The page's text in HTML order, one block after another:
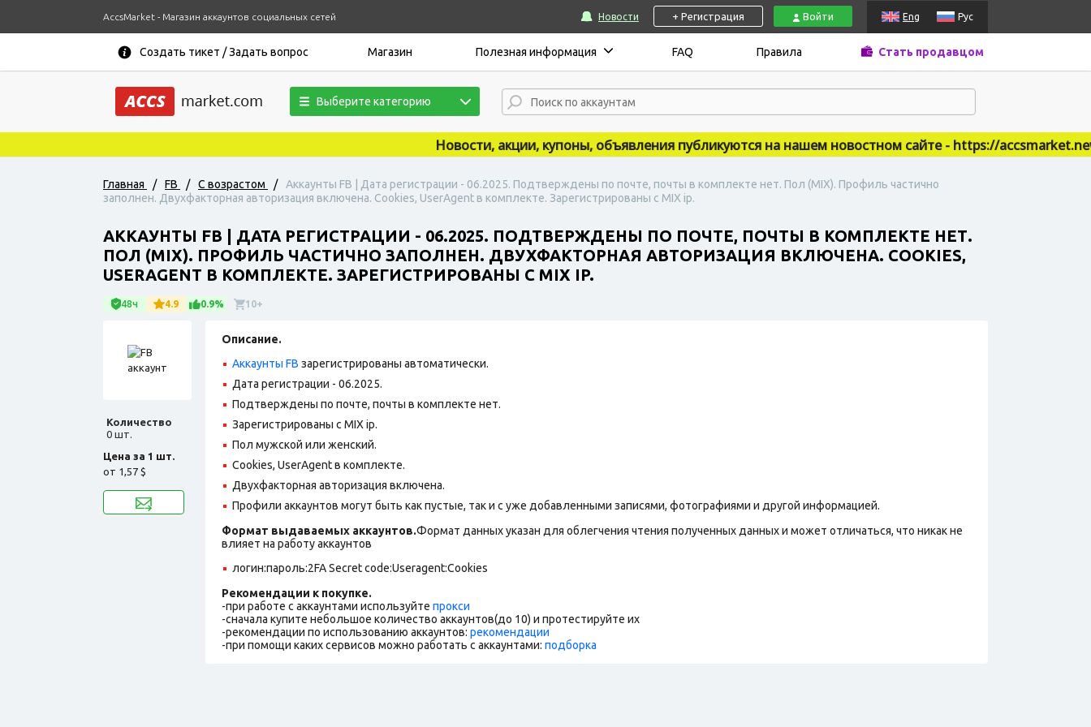
AccsMarket - Магазин аккаунтов социальных сетей Новости + Регистрация Войти Eng Рус
Создать тикет / Задать вопрос Магазин Полезная информация FAQ Правила Стать продавцом
Выберите категорию
Новости, акции, купоны, объявления публикуются на нашем новостном сайте - https://accsmarket.news
Главная / FB / С возрастом /
Аккаунты FB | Дата регистрации - 06.2025. Подтверждены по почте, почты в комплекте нет. Пол (MIX). Профиль частично
заполнен. Двухфакторная авторизация включена. Cookies, UserAgent в комплекте. Зарегистрированы с MIX ip.
АККАУНТЫ FB | ДАТА РЕГИСТРАЦИИ - 06.2025. ПОДТВЕРЖДЕНЫ ПО ПОЧТЕ, ПОЧТЫ В КОМПЛЕКТЕ НЕТ.
ПОЛ (MIX). ПРОФИЛЬ ЧАСТИЧНО ЗАПОЛНЕН. ДВУХФАКТОРНАЯ АВТОРИЗАЦИЯ ВКЛЮЧЕНА. COOKIES,
USERAGENT В КОМПЛЕКТЕ. ЗАРЕГИСТРИРОВАНЫ С MIX IP.
48ч 4.9 0.9% 10+
Количество
0 шт.
Цена за 1 шт.
от 1,57 $
Описание.
Аккаунты FB зарегистрированы автоматически.
Дата регистрации - 06.2025.
Подтверждены по почте, почты в комплекте нет.
Зарегистрированы с MIX ip.
Пол мужской или женский.
Cookies, UserAgent в комплекте.
Двухфакторная авторизация включена.
Профили аккаунтов могут быть как пустые, так и с уже добавленными записями, фотографиями и другой информацией.
Формат выдаваемых аккаунтов.Формат данных указан для облегчения чтения полученных данных и может отличаться, что никак не
влияет на работу аккаунтов
логин:пароль:2FA Secret code:Useragent:Cookies
Рекомендации к покупке.
-при работе с аккаунтами используйте прокси
-сначала купите небольшое количество аккаунтов(до 10) и протестируйте их
-рекомендации по использованию аккаунтов: рекомендации
-при помощи каких сервисов можно работать с аккаунтами: подборка